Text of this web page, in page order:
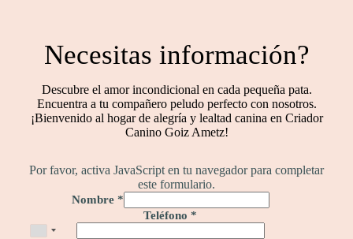
Necesitas información?
Descubre el amor incondicional en cada pequeña pata.
Encuentra a tu compañero peludo perfecto con nosotros.
¡Bienvenido al hogar de alegría y lealtad canina en Criador
Canino Goiz Ametz!
Por favor, activa JavaScript en tu navegador para completar
este formulario.
Nombre *
Teléfono*